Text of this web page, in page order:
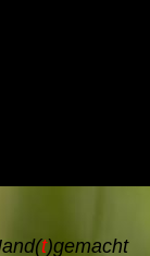
t)gemacht